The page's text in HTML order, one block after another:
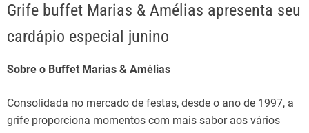
Grife buffet Marias & Amélias apresenta seu
cardápio especial junino
Sobre o Buffet Marias & Amélias
Consolidada no mercado de festas, desde o ano de 1997, a
grife proporciona momentos com mais sabor aos vários